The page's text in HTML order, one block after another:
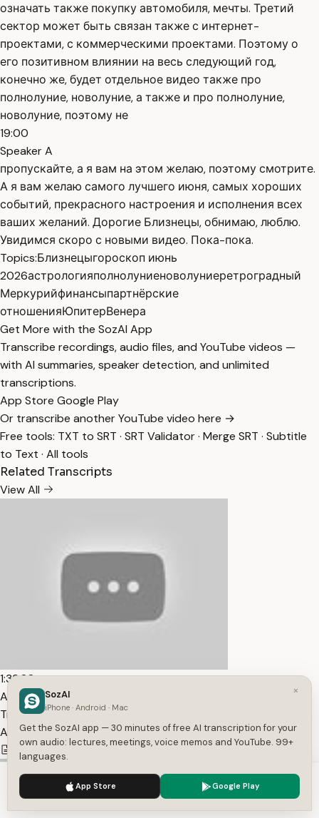
означать также покупку автомобиля, мечты. Третий
сектор может быть связан также с интернет-
проектами, с коммерческими проектами. Поэтому о
его позитивном влиянии на весь следующий год,
конечно же, будет отдельное видео также про
полнолуние, новолуние, а также и про полнолуние,
новолуние, поэтому не
19:00
Speaker A
пропускайте, а я вам на этом желаю, поэтому смотрите.
А я вам желаю самого лучшего июня, самых хороших
событий, прекрасного настроения и исполнения всех
ваших желаний. Дорогие Близнецы, обнимаю, люблю.
Увидимся скоро с новыми видео. Пока-пока.
Topics:Близнецыгороскоп июнь
2026астрологияполнолуниеноволуниеретроградный
Меркурийфинансыпартнёрские
отношенияЮпитерВенера
Get More with the SozAI App
Transcribe recordings, audio files, and YouTube videos —
with AI summaries, speaker detection, and unlimited
transcriptions.
App Store Google Play
Or transcribe another YouTube video here →
Free tools: TXT to SRT · SRT Validator· Merge SRT · Subtitle
to Text · All tools
Related Transcripts
View All
1:33:20
All Unique 2.0 – Система проявленности. Эфир №5 —
Transcript
Alunika Dobrovolski
10,711
1 Russian
We use cookies to enhance your experience.
×
SozAI
iPhone · Android · Mac
Get the SozAI app — 30 minutes of free AI transcription for your
own audio: lectures, meetings, voice memos and YouTube. 99+
languages.
App Store Google Play